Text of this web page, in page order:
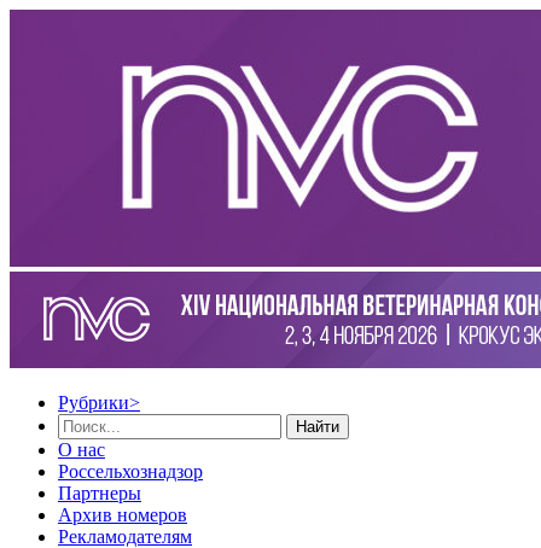
Рубрики>
Найти
О нас
Россельхознадзор
Партнеры
Архив номеров
Рекламодателям